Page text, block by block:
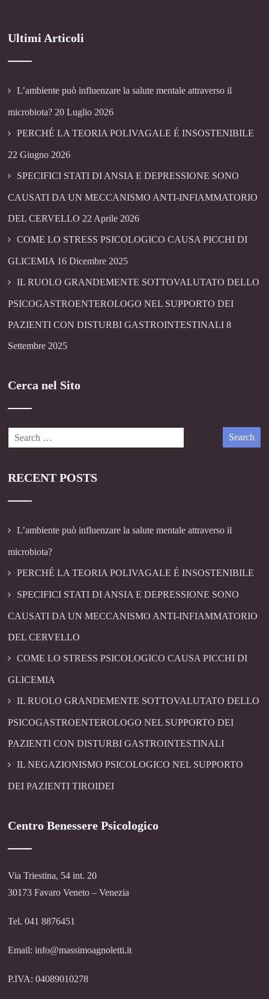
Ultimi Articoli
L’ambiente può influenzare la salute mentale attraverso il
microbiota? 20 Luglio 2026
PERCHÉ LA TEORIA POLIVAGALE É INSOSTENIBILE
22 Giugno 2026
SPECIFICI STATI DI ANSIA E DEPRESSIONE SONO
CAUSATI DA UN MECCANISMO ANTI-INFIAMMATORIO
DEL CERVELLO 22 Aprile 2026
COME LO STRESS PSICOLOGICO CAUSA PICCHI DI
GLICEMIA 16 Dicembre 2025
IL RUOLO GRANDEMENTE SOTTOVALUTATO DELLO
PSICOGASTROENTEROLOGO NEL SUPPORTO DEI
PAZIENTI CON DISTURBI GASTROINTESTINALI 8
Settembre 2025
Cerca nel Sito
RECENT POSTS
L’ambiente può influenzare la salute mentale attraverso il
microbiota?
PERCHÉ LA TEORIA POLIVAGALE É INSOSTENIBILE
SPECIFICI STATI DI ANSIA E DEPRESSIONE SONO
CAUSATI DA UN MECCANISMO ANTI-INFIAMMATORIO
DEL CERVELLO
COME LO STRESS PSICOLOGICO CAUSA PICCHI DI
GLICEMIA
IL RUOLO GRANDEMENTE SOTTOVALUTATO DELLO
PSICOGASTROENTEROLOGO NEL SUPPORTO DEI
PAZIENTI CON DISTURBI GASTROINTESTINALI
IL NEGAZIONISMO PSICOLOGICO NEL SUPPORTO
DEI PAZIENTI TIROIDEI
Centro Benessere Psicologico
Via Triestina, 54 int. 20
30173 Favaro Veneto – Venezia
Tel. 041 8876451
Email: info@massimoagnoletti.it
P.IVA: 04089010278